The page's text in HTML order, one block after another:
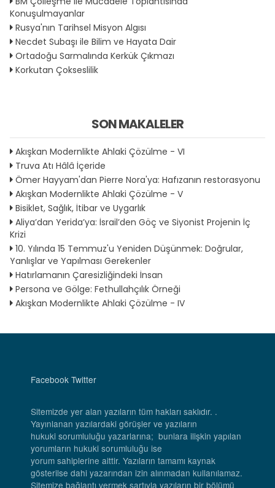
Konuşulmayanlar
Rusya'nın Tarihsel Misyon Algısı
Necdet Subaşı ile Bilim ve Hayata Dair
Ortadoğu Sarmalında Kerkük Çıkmazı
Korkutan Çokseslilik
SON MAKALELER
Akışkan Modernlikte Ahlaki Çözülme - VI
Truva Atı Hâlâ İçeride
Ömer Hayyam'dan Pierre Nora'ya: Hafızanın restorasyonu
Akışkan Modernlikte Ahlaki Çözülme - V
Bisiklet, Sağlık, İtibar ve Uygarlık
Aliya’dan Yerida’ya: İsrail’den Göç ve Siyonist Projenin İç
Krizi
10. Yılında 15 Temmuz'u Yeniden Düşünmek: Doğrular,
Yanlışlar ve Yapılması Gerekenler
Hatırlamanın Çaresizliğindeki İnsan
Persona ve Gölge: Fethullahçılık Örneği
Akışkan Modernlikte Ahlaki Çözülme - IV
Facebook Twitter
Sitemizde yer alan yazıların tüm hakları saklıdır. .
Yayınlanan yazılardaki görüşler ve yazıların
hukuki sorumluluğu yazarlarına; bunlara ilişkin yapılan
yorumların hukuki sorumluluğu ise
yorum sahiplerine aittir. Yazıların tamamı kaynak
gösterilse dahi yazarından izin alınmadan kullanılamaz.
Sitemize bağlantı vermek şartıyla yazıların bir bölümü